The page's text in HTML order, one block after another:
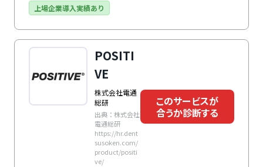
※「COMPANY Talent Management」シリーズは、
いやすさで定評のある「CYDAS」が統合し、日本企業
の高度で複雑な人事制度に最適化されたタレントマネジ
メントシステムへと進化しました。
上場企業導入実績あり
POSITI
VE
株式会社電通
総研
出典：株式会社
電通総研
https://hr.dent
susoken.com/
product/positi
ve/
このサービスが
合うか診断する